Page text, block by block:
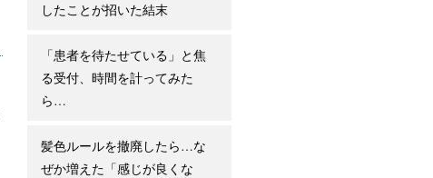
したことが招いた結末
「患者を待たせている」と焦
る受付、時間を計ってみた
ら…
髪色ルールを撤廃したら…な
ぜか増えた「感じが良くな